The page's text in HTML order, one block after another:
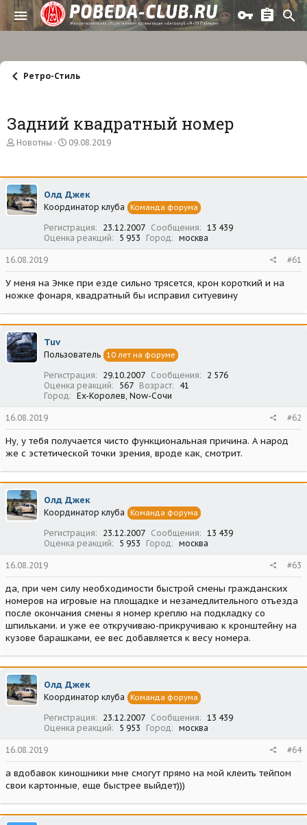
Ретро-Стиль
Задний квадратный номер
А
о
р
т
е
Новотны
Д
а
а
ч
л
а
09.08.2019
Олд Джек
Координатор клуба Команда форума
Регистрация 23.12.2007 Сообщения
13 439
Оценка реакций
5 953 Город москва
16.08.2019 #61
У меня на Эмке при езде сильно трясется, крон короткий и на
ножке фонаря, квадратный бы исправил ситуевину
Tuv
Пользователь 10 лет на форуме
Регистрация 29.10.2007 Сообщения
2 576
Оценка реакций
567 Возраст
41
Город
Ex-Королев, Now-Сочи
16.08.2019 #62
Ну, у тебя получается чисто функциональная причина. А народ
же с эстетической точки зрения, вроде как, смотрит.
Олд Джек
Координатор клуба Команда форума
Регистрация 23.12.2007 Сообщения
13 439
Оценка реакций
5 953 Город москва
16.08.2019 #63
да, при чем силу необходимости быстрой смены гражданских
номеров на игровые на площадке и незамедлительного отъезда
после окончания смены я номер креплю на подкладку со
шпильками. и уже ее откручиваю-прикручиваю к кронштейну на
кузове барашками, ее вес добавляется к весу номера.
Олд Джек
Координатор клуба Команда форума
Регистрация 23.12.2007 Сообщения
13 439
Оценка реакций
5 953 Город москва
16.08.2019 #64
а вдобавок киношники мне смогут прямо на мой клеить тейпом
свои картонные, еще быстрее выйдет)))